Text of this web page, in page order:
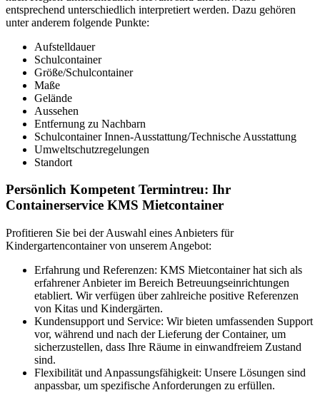
entsprechend unterschiedlich interpretiert werden. Dazu gehören
unter anderem folgende Punkte:
Aufstelldauer
Schulcontainer
Größe/Schulcontainer
Maße
Gelände
Aussehen
Entfernung zu Nachbarn
Schulcontainer Innen-Ausstattung/Technische Ausstattung
Umweltschutzregelungen
Standort
Persönlich Kompetent Termintreu: Ihr
Containerservice KMS Mietcontainer
Profitieren Sie bei der Auswahl eines Anbieters für
Kindergartencontainer von unserem Angebot:
Erfahrung und Referenzen: KMS Mietcontainer hat sich als
erfahrener Anbieter im Bereich Betreuungseinrichtungen
etabliert. Wir verfügen über zahlreiche positive Referenzen
von Kitas und Kindergärten.
Kundensupport und Service: Wir bieten umfassenden Support
vor, während und nach der Lieferung der Container, um
sicherzustellen, dass Ihre Räume in einwandfreiem Zustand
sind.
Flexibilität und Anpassungsfähigkeit: Unsere Lösungen sind
anpassbar, um spezifische Anforderungen zu erfüllen.